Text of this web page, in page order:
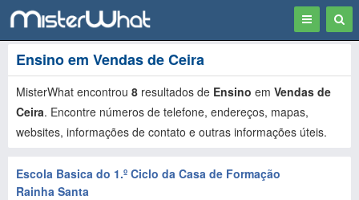
Toggle
navigation
Ensino em Vendas de Ceira
MisterWhat encontrou 8 resultados de Ensino em Vendas de
Ceira. Encontre números de telefone, endereços, mapas,
websites, informações de contato e outras informações úteis.
Escola Basica do 1.º Ciclo da Casa de Formação
Rainha Santa